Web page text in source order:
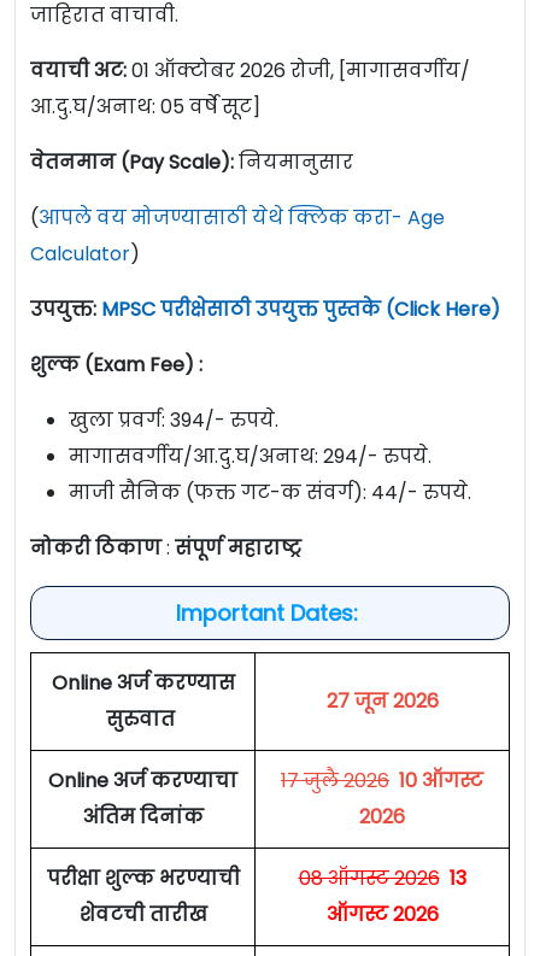
जाहिरात वाचावी.
वयाची अट:01 ऑक्टोबर 2026 रोजी, [मागासवर्गीय/
आ.दु.घ/अनाथ: 05 वर्षे सूट]
वेतनमान (Pay Scale):नियमानुसार
(आपले वय मोजण्यासाठी येथे क्लिक करा- Age
Calculator)
उपयुक्त: MPSC परीक्षेसाठी उपयुक्त पुस्तके (Click Here)
शुल्क (Exam Fee) :
खुला प्रवर्ग: 394/- रुपये.
मागासवर्गीय/आ.दु.घ/अनाथ: 294/- रुपये.
माजी सैनिक (फक्त गट-क संवर्ग): 44/- रुपये.
नोकरी ठिकाण: संपूर्ण महाराष्ट्र
Important Dates:
Online अर्ज करण्यास
सुरुवात
27 जून 2026
Online अर्ज करण्याचा
अंतिम दिनांक
17 जुलै 2026 10 ऑगस्ट
2026
परीक्षा शुल्क भरण्याची
शेवटची तारीख
08 ऑगस्ट 2026 13
ऑगस्ट 2026